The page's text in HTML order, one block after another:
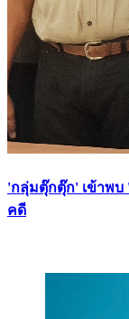
'กลุ่มตุ๊กตุ๊ก' เข้าพ
คดี